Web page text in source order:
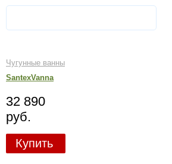
Чугунные ванны
SantexVanna
32 890
руб.
Купить